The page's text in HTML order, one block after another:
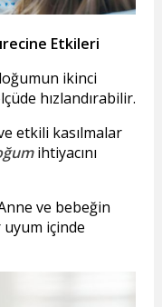
Etkileri
ikinci
hızlandırabilir.
etkili kasılmalar
ihtiyacını
ve bebeğin
içinde